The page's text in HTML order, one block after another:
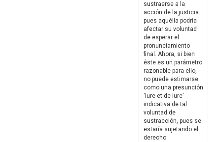
sustraerse a la
acción de la justicia
pues aquélla podría
afectar su voluntad
de esperar el
pronunciamiento
final. Ahora, si bien
éste es un parámetro
razonable para ello,
no puede estimarse
como una presunción
‘iure et de iure’
indicativa de tal
voluntad de
sustracción, pues se
estaría sujetando el
derecho